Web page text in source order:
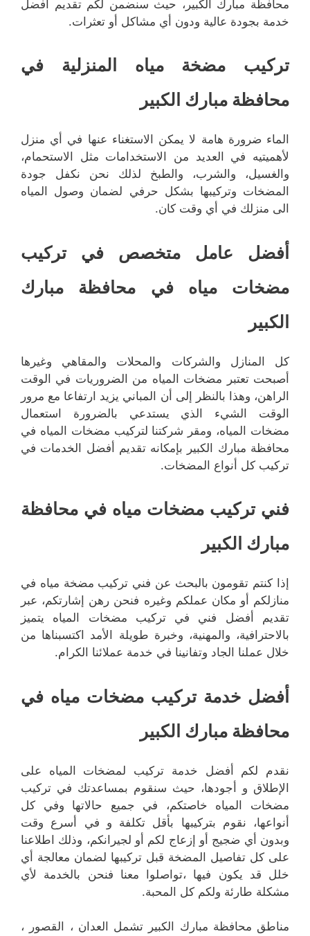
محافظة مبارك الكبير، حيث سنضمن لكم تقديم أفضل
خدمة بجودة عالية ودون أي مشاكل أو تعثرات.
تركيب مضخة مياه المنزلية في
محافظة مبارك الكبير
الماء ضرورة هامة لا يمكن الاستغناء عنها في أي منزل
لأهميتيه في العديد من الاستخدامات مثل الاستحمام،
والغسيل، والشرب، والطبخ لذلك نحن نكفل جودة
المضخات وتركيبها بشكل حرفي لضمان وصول المياه
الى منزلك في أي وقت كان.
أفضل عامل متخصص في تركيب
مضخات مياه في محافظة مبارك
الكبير
كل المنازل والشركات والمحلات والمقاهي وغيرها
أصبحت تعتبر مضخات المياه من الضروريات في الوقت
الراهن، وهذا بالنظر إلى أن المباني يزيد ارتفاعا مع مرور
الوقت الشيء الذي يستدعي بالضرورة استعمال
مضخات المياه، ومقر شركتنا لتركيب مضخات المياه في
محافظة مبارك الكبير بإمكانه تقديم أفضل الخدمات في
تركيب كل أنواع المضخات.
فني تركيب مضخات مياه في محافظة
مبارك الكبير
إذا كنتم تقومون بالبحث عن فني تركيب مضخة مياه في
منازلكم أو مكان عملكم وغيره فنحن رهن إشارتكم، عبر
تقديم أفضل فني في تركيب مضخات المياه يتميز
بالاحترافية، والمهنية، وخبرة طويلة الأمد اكتسبناها من
خلال عملنا الجاد وتفانينا في خدمة عملائنا الكرام.
أفضل خدمة تركيب مضخات مياه في
محافظة مبارك الكبير
نقدم لكم أفضل خدمة تركيب لمضخات المياه على
الإطلاق و أجودها، حيث سنقوم بمساعدتك في تركيب
مضخات المياه خاصتكم، في جميع حالاتها وفي كل
أنواعها، نقوم بتركيبها بأقل تكلفة و في أسرع وقت
وبدون أي ضجيج أو إزعاج لكم أو لجيرانكم، وذلك اطلاعنا
على كل تفاصيل المضخة قبل تركيبها لضمان معالجة أي
خلل قد يكون فيها ،تواصلوا معنا فنحن بالخدمة لأي
مشكلة طارئة ولكم كل المحبة.
مناطق محافظة مبارك الكبير تشمل العدان ، القصور ،